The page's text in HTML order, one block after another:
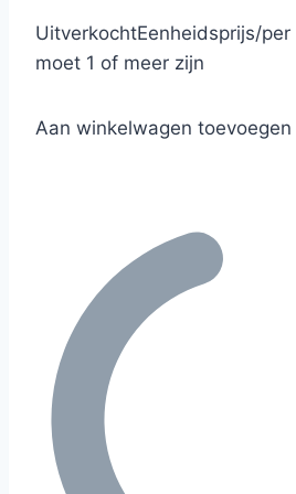
UitverkochtEenheidsprijs/per
moet 1 of meer zijn
Aan winkelwagen toevoegen